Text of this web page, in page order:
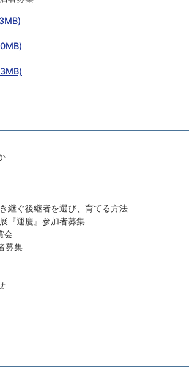
継ぐ後継者を選び、育てる方法
『運慶』参加者募集
会
募集